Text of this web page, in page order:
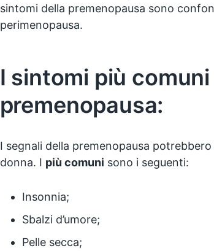
sintomi della premenopausa sono
perimenopausa.
I sintomi più
premenopausa:
I segnali della premenopausa
donna. I più comuni sono i seguenti:
Insonnia;
Sbalzi d’umore;
Pelle secca;